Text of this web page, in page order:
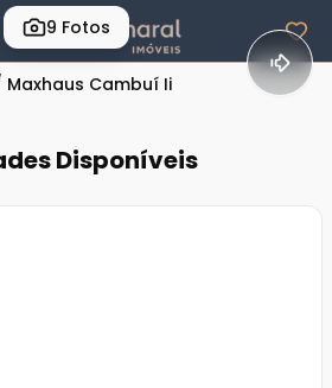
9 Fotos
Maxhaus Cambuí Ii
Disponíveis